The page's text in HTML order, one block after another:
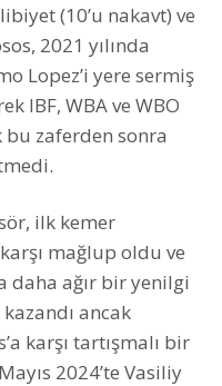
(10’u nakavt) ve
2021 yılında
Lopez’i yere sermiş
IBF, WBA ve WBO
bu zaferden sonra
ilk kemer
mağlup oldu ve
daha ağır bir yenilgi
ancak
karşı tartışmalı bir
2024’te Vasiliy